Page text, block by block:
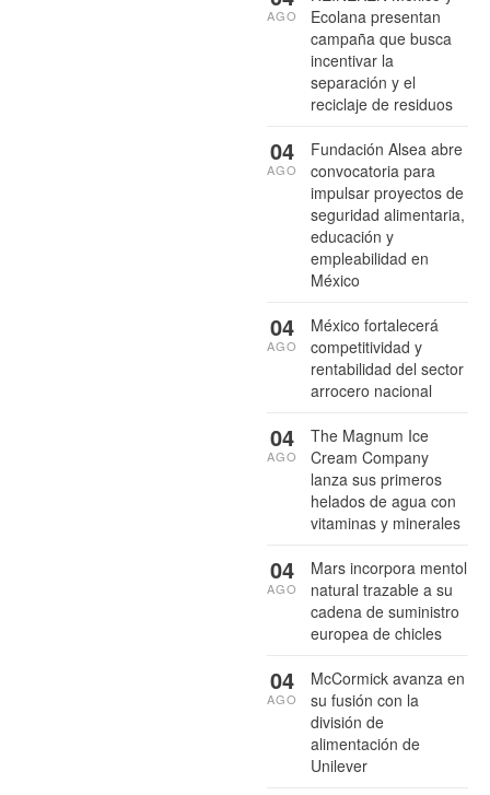
Ecolana presentan
campaña que busca
incentivar la
separación y el
reciclaje de residuos
AGO
Fundación Alsea abre
convocatoria para
impulsar proyectos de
seguridad alimentaria,
educación y
empleabilidad en
México
04
AGO
México fortalecerá
competitividad y
rentabilidad del sector
arrocero nacional
04
AGO
The Magnum Ice
Cream Company
lanza sus primeros
helados de agua con
vitaminas y minerales
04
AGO
Mars incorpora mentol
natural trazable a su
cadena de suministro
europea de chicles
04
AGO
McCormick avanza en
su fusión con la
división de
alimentación de
Unilever
04
AGO